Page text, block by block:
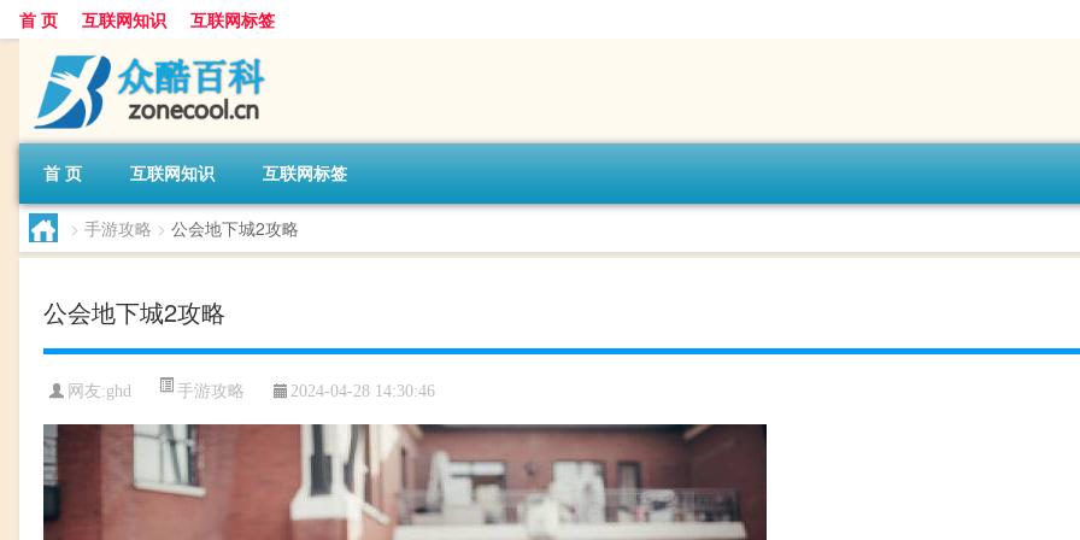
首 页 互联网知识 互联网标签
首 页 互联网知识 互联网标签
> 手游攻略 > 公会地下城2攻略
公会地下城2攻略
网友:ghd 手游攻略 2024-04-28 14:30:46